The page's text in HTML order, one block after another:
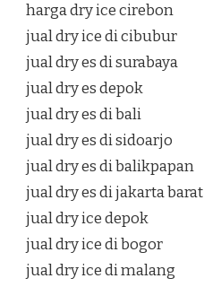
harga dry ice cirebon
jual dry ice di cibubur
jual dry es di surabaya
jual dry es depok
jual dry es di bali
jual dry es di sidoarjo
jual dry es di balikpapan
jual dry es di jakarta barat
jual dry ice depok
jual dry ice di bogor
jual dry ice di malang